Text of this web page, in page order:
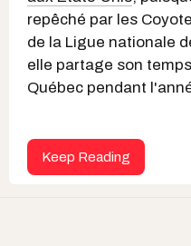
repêché par les
de la Ligue nationale
elle partage son
Québec pendant
Keep Reading